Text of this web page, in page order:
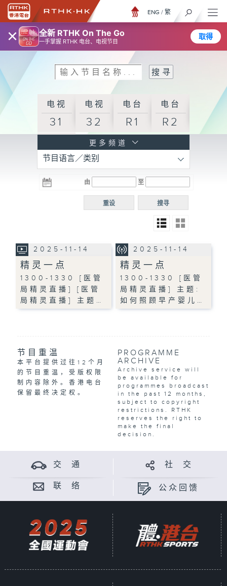
× 全新 RTHK On The Go
一手掌握 RTHK 电台、电视节目
取得
ENG / 繁
电视
31
电视
32
电台
R1
电台
R2
R3
电台 电台
R5
电台
普通
更多频道
节目语言／类别
由 至
搜寻
重设
2025-11-14
精灵一点
1300-1330 [医管
局精灵直播] [医管
局精灵直播] 主题…
2025-11-14
精灵一点
1300-1330 [医管
局精灵直播] 主题:
如何照顾早产婴儿…
节目重温
本平台提供过往12个月
的节目重温，受版权限
制内容除外。香港电台
保留最终决定权。
PROGRAMME
ARCHIVE
Archive service will
be available for
programmes broadcast
in the past 12 months,
subject to copyright
restrictions. RTHK
reserves the right to
make the final
decision.
交 通 社 交
联 络 公众回馈